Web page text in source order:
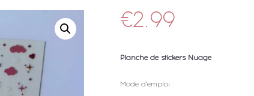
MODÈLE
€2.99
Planche de stickers Nuage
Mode d’emploi :